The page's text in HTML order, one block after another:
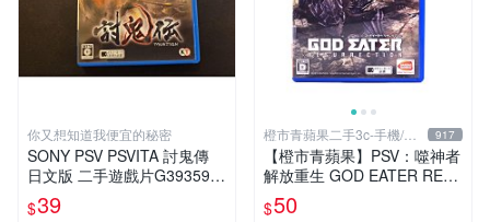
你又想知道我便宜的秘密
SONY PSV PSVITA 討鬼傳
日文版 二手遊戲片G39359
(下標前請先詢問)
$39
橙市青蘋果二手3c-手機/相
機
917
【橙市青蘋果】PSV：噬神者
解放重生 GOD EATER RES
URRECTION 日版 #19491
$50